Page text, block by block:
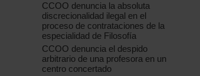
CCOO denuncia la absoluta
discrecionalidad ilegal en el
proceso de contrataciones de la
especialidad de Filosofía
CCOO denuncia el despido
arbitrario de una profesora en un
centro concertado